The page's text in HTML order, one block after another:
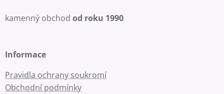
kamenný obchod od roku 1990
Informace
Pravidla ochrany soukromí
Obchodní podmínky